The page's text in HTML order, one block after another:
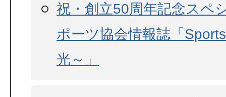
祝・創立50周年記念スペ
ポーツ協会情報誌「
光～」